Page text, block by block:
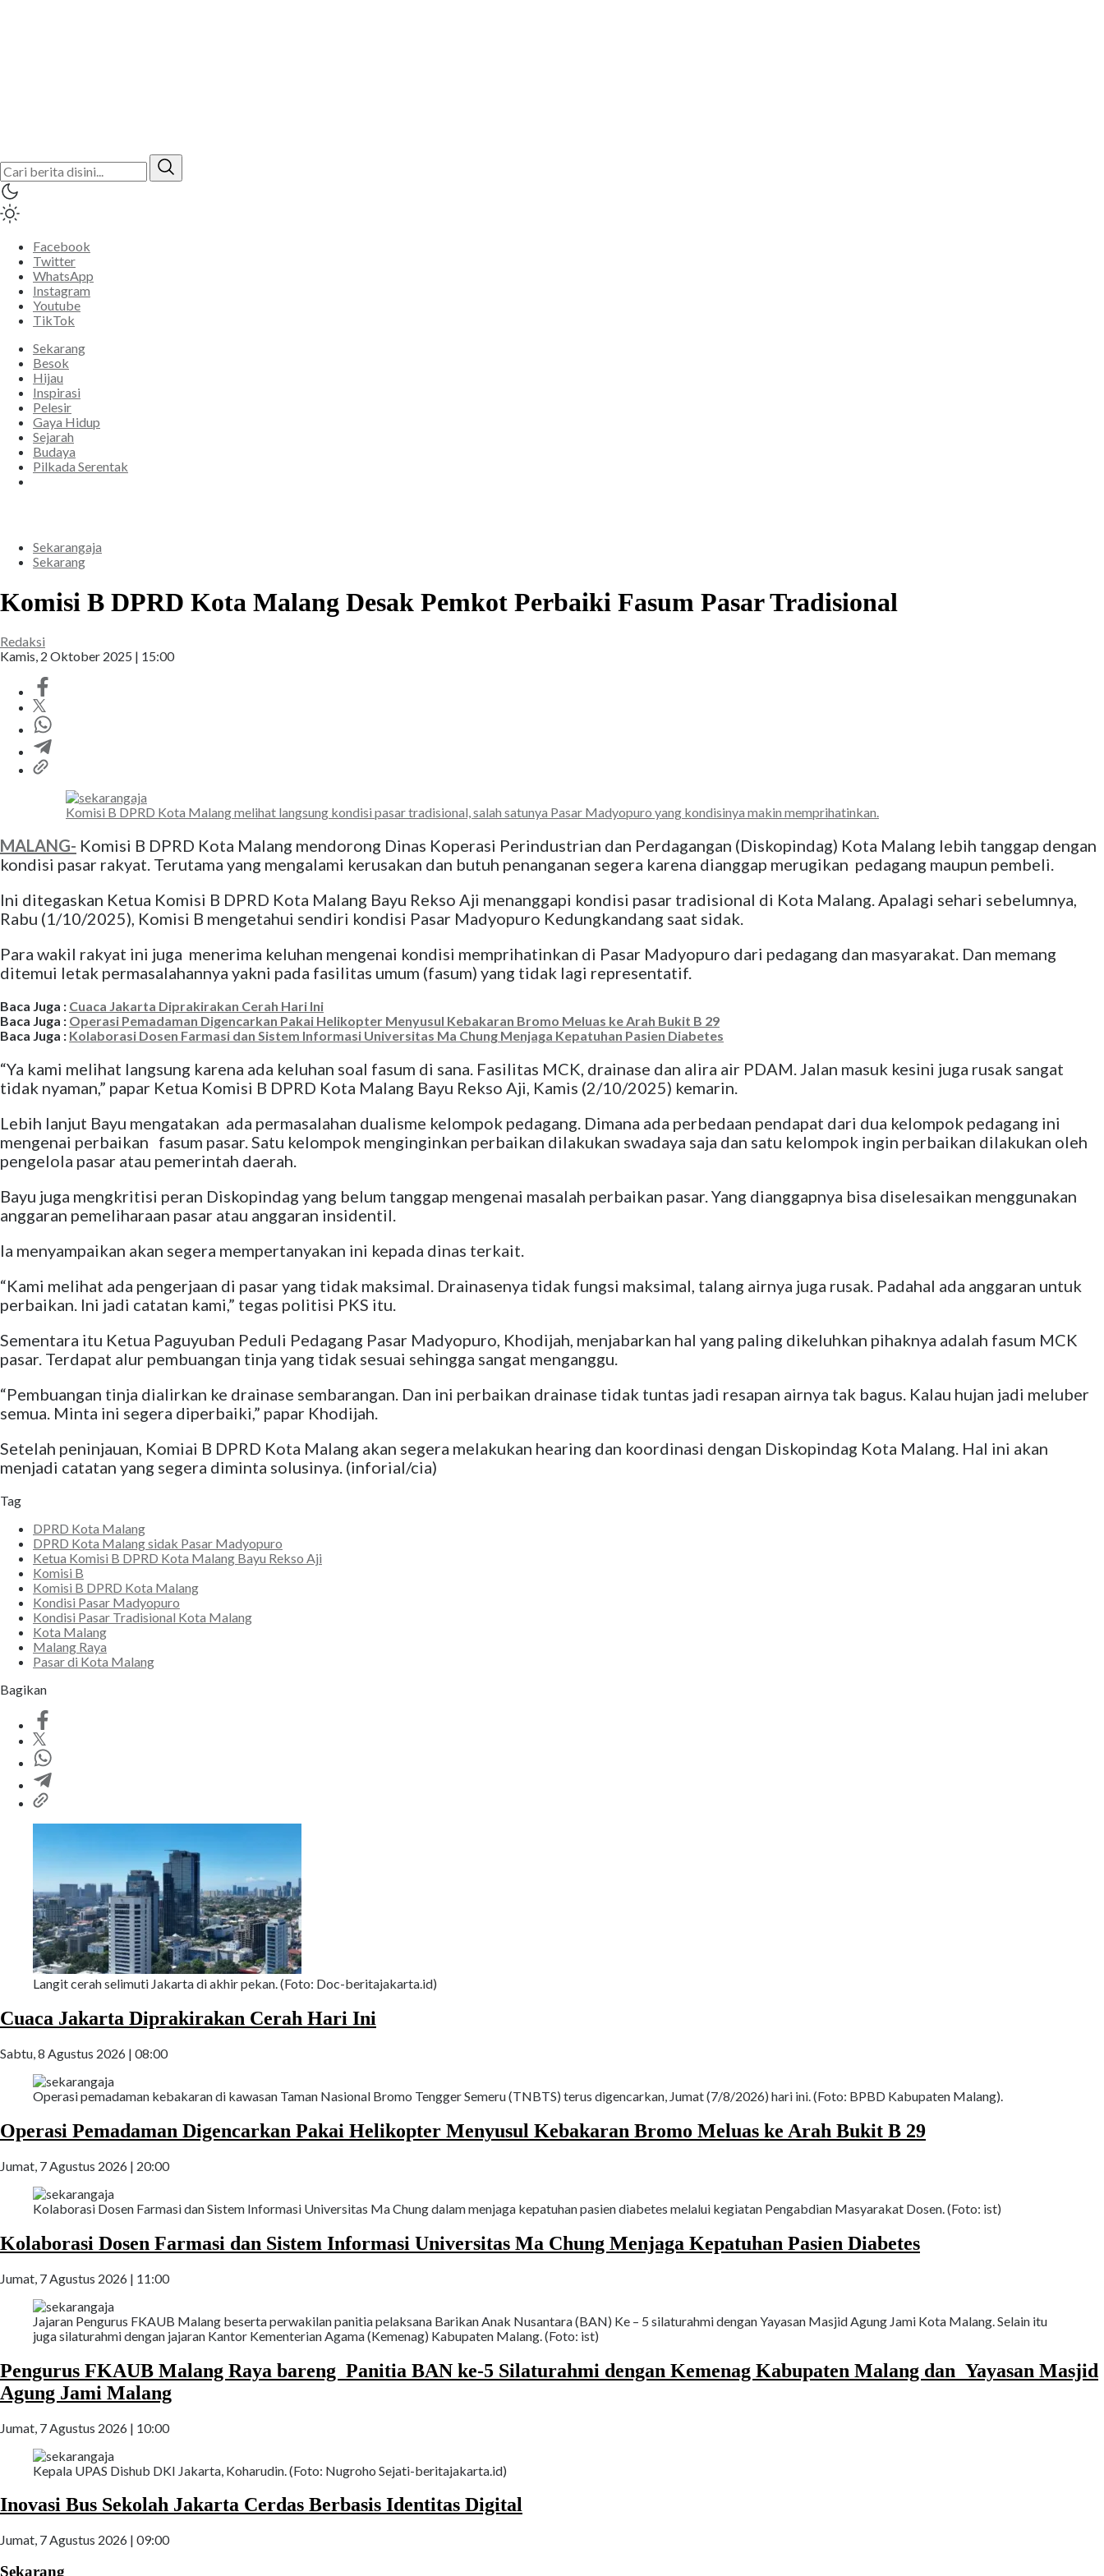
Facebook
Twitter
WhatsApp
Instagram
Youtube
TikTok
Sekarang
Besok
Hijau
Inspirasi
Pelesir
Gaya Hidup
Sejarah
Budaya
Pilkada Serentak
Sekarangaja
Sekarang
Komisi B DPRD Kota Malang Desak Pemkot Perbaiki Fasum Pasar Tradisional
Redaksi
Kamis, 2 Oktober 2025 | 15:00
Komisi B DPRD Kota Malang melihat langsung kondisi pasar tradisional, salah satunya Pasar Madyopuro yang kondisinya makin memprihatinkan.
MALANG- Komisi B DPRD Kota Malang mendorong Dinas Koperasi Perindustrian dan Perdagangan (Diskopindag) Kota Malang lebih tanggap dengan
kondisi pasar rakyat. Terutama yang mengalami kerusakan dan butuh penanganan segera karena dianggap merugikan pedagang maupun pembeli.
Ini ditegaskan Ketua Komisi B DPRD Kota Malang Bayu Rekso Aji menanggapi kondisi pasar tradisional di Kota Malang. Apalagi sehari sebelumnya,
Rabu (1/10/2025), Komisi B mengetahui sendiri kondisi Pasar Madyopuro Kedungkandang saat sidak.
Para wakil rakyat ini juga menerima keluhan mengenai kondisi memprihatinkan di Pasar Madyopuro dari pedagang dan masyarakat. Dan memang
ditemui letak permasalahannya yakni pada fasilitas umum (fasum) yang tidak lagi representatif.
Baca Juga : Cuaca Jakarta Diprakirakan Cerah Hari Ini
Baca Juga : Operasi Pemadaman Digencarkan Pakai Helikopter Menyusul Kebakaran Bromo Meluas ke Arah Bukit B 29
Baca Juga : Kolaborasi Dosen Farmasi dan Sistem Informasi Universitas Ma Chung Menjaga Kepatuhan Pasien Diabetes
“Ya kami melihat langsung karena ada keluhan soal fasum di sana. Fasilitas MCK, drainase dan alira air PDAM. Jalan masuk kesini juga rusak sangat
tidak nyaman,” papar Ketua Komisi B DPRD Kota Malang Bayu Rekso Aji, Kamis (2/10/2025) kemarin.
Lebih lanjut Bayu mengatakan ada permasalahan dualisme kelompok pedagang. Dimana ada perbedaan pendapat dari dua kelompok pedagang ini
mengenai perbaikan fasum pasar. Satu kelompok menginginkan perbaikan dilakukan swadaya saja dan satu kelompok ingin perbaikan dilakukan oleh
pengelola pasar atau pemerintah daerah.
Bayu juga mengkritisi peran Diskopindag yang belum tanggap mengenai masalah perbaikan pasar. Yang dianggapnya bisa diselesaikan menggunakan
anggaran pemeliharaan pasar atau anggaran insidentil.
Ia menyampaikan akan segera mempertanyakan ini kepada dinas terkait.
“Kami melihat ada pengerjaan di pasar yang tidak maksimal. Drainasenya tidak fungsi maksimal, talang airnya juga rusak. Padahal ada anggaran untuk
perbaikan. Ini jadi catatan kami,” tegas politisi PKS itu.
Sementara itu Ketua Paguyuban Peduli Pedagang Pasar Madyopuro, Khodijah, menjabarkan hal yang paling dikeluhkan pihaknya adalah fasum MCK
pasar. Terdapat alur pembuangan tinja yang tidak sesuai sehingga sangat menganggu.
“Pembuangan tinja dialirkan ke drainase sembarangan. Dan ini perbaikan drainase tidak tuntas jadi resapan airnya tak bagus. Kalau hujan jadi meluber
semua. Minta ini segera diperbaiki,” papar Khodijah.
Setelah peninjauan, Komiai B DPRD Kota Malang akan segera melakukan hearing dan koordinasi dengan Diskopindag Kota Malang. Hal ini akan
menjadi catatan yang segera diminta solusinya. (inforial/cia)
Tag
DPRD Kota Malang
DPRD Kota Malang sidak Pasar Madyopuro
Ketua Komisi B DPRD Kota Malang Bayu Rekso Aji
Komisi B
Komisi B DPRD Kota Malang
Kondisi Pasar Madyopuro
Kondisi Pasar Tradisional Kota Malang
Kota Malang
Malang Raya
Pasar di Kota Malang
Bagikan
Langit cerah selimuti Jakarta di akhir pekan. (Foto: Doc-beritajakarta.id)
Cuaca Jakarta Diprakirakan Cerah Hari Ini
Sabtu, 8 Agustus 2026 | 08:00
Operasi pemadaman kebakaran di kawasan Taman Nasional Bromo Tengger Semeru (TNBTS) terus digencarkan, Jumat (7/8/2026) hari ini. (Foto: BPBD Kabupaten Malang).
Operasi Pemadaman Digencarkan Pakai Helikopter Menyusul Kebakaran Bromo Meluas ke Arah Bukit B 29
Jumat, 7 Agustus 2026 | 20:00
Kolaborasi Dosen Farmasi dan Sistem Informasi Universitas Ma Chung dalam menjaga kepatuhan pasien diabetes melalui kegiatan Pengabdian Masyarakat Dosen. (Foto: ist)
Kolaborasi Dosen Farmasi dan Sistem Informasi Universitas Ma Chung Menjaga Kepatuhan Pasien Diabetes
Jumat, 7 Agustus 2026 | 11:00
Jajaran Pengurus FKAUB Malang beserta perwakilan panitia pelaksana Barikan Anak Nusantara (BAN) Ke – 5 silaturahmi dengan Yayasan Masjid Agung Jami Kota Malang. Selain itu
juga silaturahmi dengan jajaran Kantor Kementerian Agama (Kemenag) Kabupaten Malang. (Foto: ist)
Pengurus FKAUB Malang Raya bareng Panitia BAN ke-5 Silaturahmi dengan Kemenag Kabupaten Malang dan Yayasan Masjid
Agung Jami Malang
Jumat, 7 Agustus 2026 | 10:00
Kepala UPAS Dishub DKI Jakarta, Koharudin. (Foto: Nugroho Sejati-beritajakarta.id)
Inovasi Bus Sekolah Jakarta Cerdas Berbasis Identitas Digital
Jumat, 7 Agustus 2026 | 09:00
Sekarang